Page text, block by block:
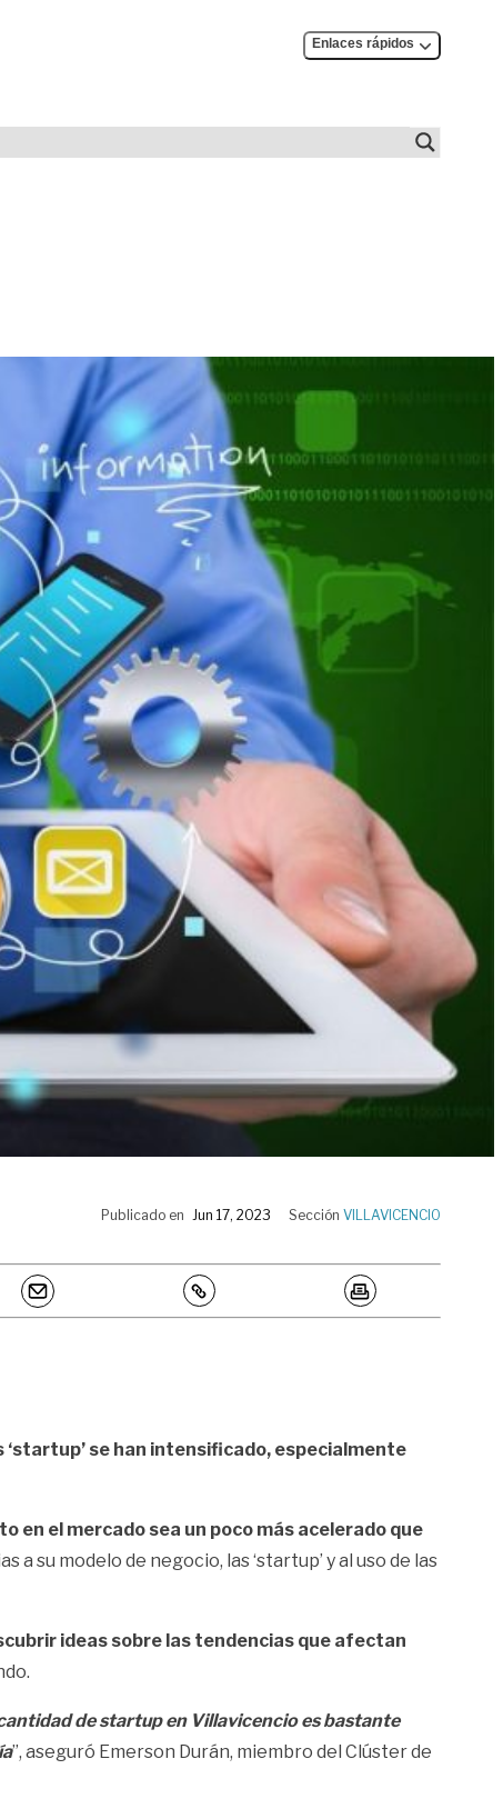
Enlaces rápidos
Publicado en Jun 17, 2023 Sección VILLAVICENCIO
‘startup’ se han intensificado, especialmente
en el mercado sea un poco más acelerado que
a su modelo de negocio, las ‘startup’ y al uso de las
ideas sobre las tendencias que afectan
de startup en Villavicencio es bastante
”, aseguró Emerson Durán, miembro del Clúster de